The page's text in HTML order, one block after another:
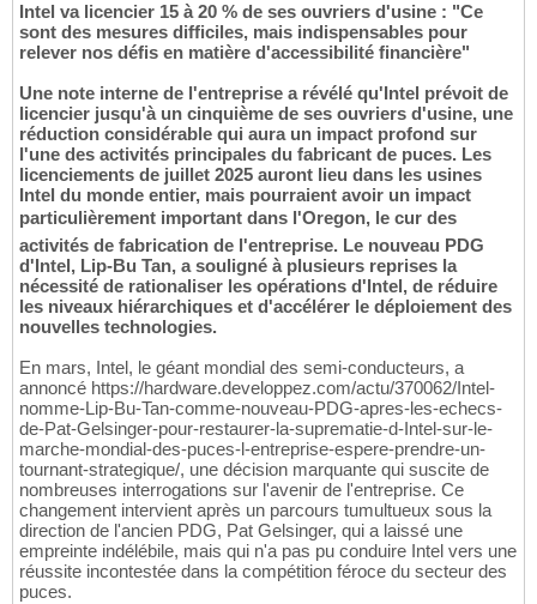
Intel va licencier 15 à 20 % de ses ouvriers d'usine : "Ce
sont des mesures difficiles, mais indispensables pour
relever nos défis en matière d'accessibilité financière"
Une note interne de l'entreprise a révélé qu'Intel prévoit de
licencier jusqu'à un cinquième de ses ouvriers d'usine, une
réduction considérable qui aura un impact profond sur
l'une des activités principales du fabricant de puces. Les
licenciements de juillet 2025 auront lieu dans les usines
Intel du monde entier, mais pourraient avoir un impact
particulièrement important dans l'Oregon, le cur des
activités de fabrication de l'entreprise. Le nouveau PDG
d'Intel, Lip-Bu Tan, a souligné à plusieurs reprises la
nécessité de rationaliser les opérations d'Intel, de réduire
les niveaux hiérarchiques et d'accélérer le déploiement des
nouvelles technologies.
En mars, Intel, le géant mondial des semi-conducteurs, a
annoncé https://hardware.developpez.com/actu/370062/Intel-
nomme-Lip-Bu-Tan-comme-nouveau-PDG-apres-les-echecs-
de-Pat-Gelsinger-pour-restaurer-la-suprematie-d-Intel-sur-le-
marche-mondial-des-puces-l-entreprise-espere-prendre-un-
tournant-strategique/, une décision marquante qui suscite de
nombreuses interrogations sur l'avenir de l'entreprise. Ce
changement intervient après un parcours tumultueux sous la
direction de l'ancien PDG, Pat Gelsinger, qui a laissé une
empreinte indélébile, mais qui n'a pas pu conduire Intel vers une
réussite incontestée dans la compétition féroce du secteur des
puces.